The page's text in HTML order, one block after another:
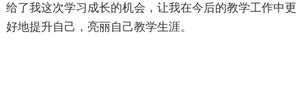
给了我这次学习成长的机会，让我在今后的教学工作中更
好地提升自己，亮丽自己教学生涯。